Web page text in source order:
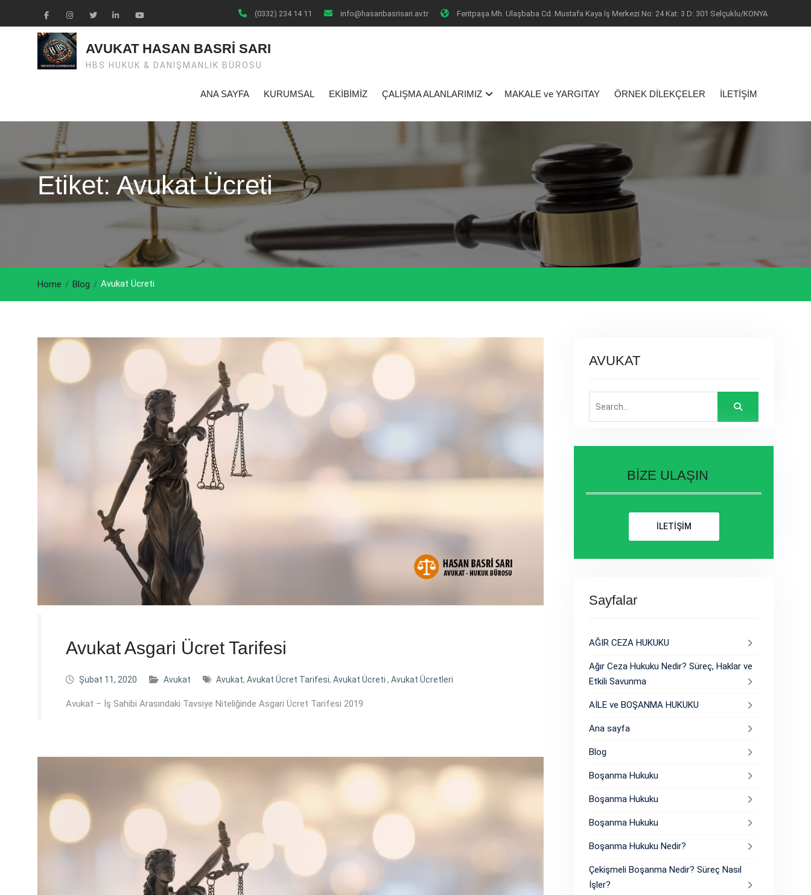
(0332) 234 14 11 info@hasanbasrisari.av.tr Feritpaşa Mh. Ulaşbaba Cd. Mustafa Kaya İş Merkezi No: 24 Kat: 3 D: 301 Selçuklu/KONYA
FacebookInstagramTwiter LinkedinYoutube
AVUKAT HASAN BASRİ SARI
HBS HUKUK & DANIŞMANLIK BÜROSU
ANA SAYFA KURUMSAL EKİBİMİZ ÇALIŞMA ALANLARIMIZ MAKALE ve YARGITAY ÖRNEK DİLEKÇELER İLETİŞİM
Etiket: Avukat Ücreti
Home Blog Avukat Ücreti
Avukat Asgari Ücret Tarifesi
Şubat 11, 2020 Avukat Avukat, Avukat Ücret Tarifesi, Avukat Ücreti , Avukat Ücretleri
Avukat – İş Sahibi Arasındaki Tavsiye Niteliğinde Asgari Ücret Tarifesi 2019
AVUKAT
for:
BİZE ULAŞIN
İLETİŞİM
Sayfalar
AĞIR CEZA HUKUKU
Ağır Ceza Hukuku Nedir? Süreç, Haklar ve
Etkili Savunma
AİLE ve BOŞANMA HUKUKU
Ana sayfa
Blog
Boşanma Hukuku
Boşanma Hukuku
Boşanma Hukuku
Boşanma Hukuku Nedir?
Çekişmeli Boşanma Nedir? Süreç Nasıl
İşler?